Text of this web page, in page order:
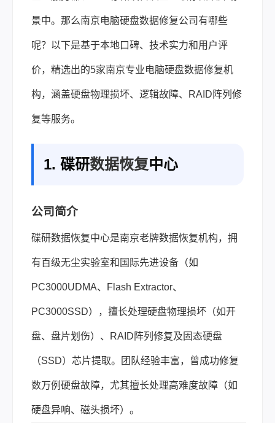
景中。那么南京电脑硬盘数据修复公司有哪些
呢？以下是基于本地口碑、技术实力和用户评
价，精选出的5家南京专业电脑硬盘数据修复机
构，涵盖硬盘物理损坏、逻辑故障、RAID阵列修
复等服务。
1. 碟研数据恢复中心
公司简介
碟研数据恢复中心是南京老牌数据恢复机构，拥
有百级无尘实验室和国际先进设备（如
PC3000UDMA、Flash Extractor、
PC3000SSD），擅长处理硬盘物理损坏（如开
盘、盘片划伤）、RAID阵列修复及固态硬盘
（SSD）芯片提取。团队经验丰富，曾成功修复
数万例硬盘故障，尤其擅长处理高难度故障（如
硬盘异响、磁头损坏）。